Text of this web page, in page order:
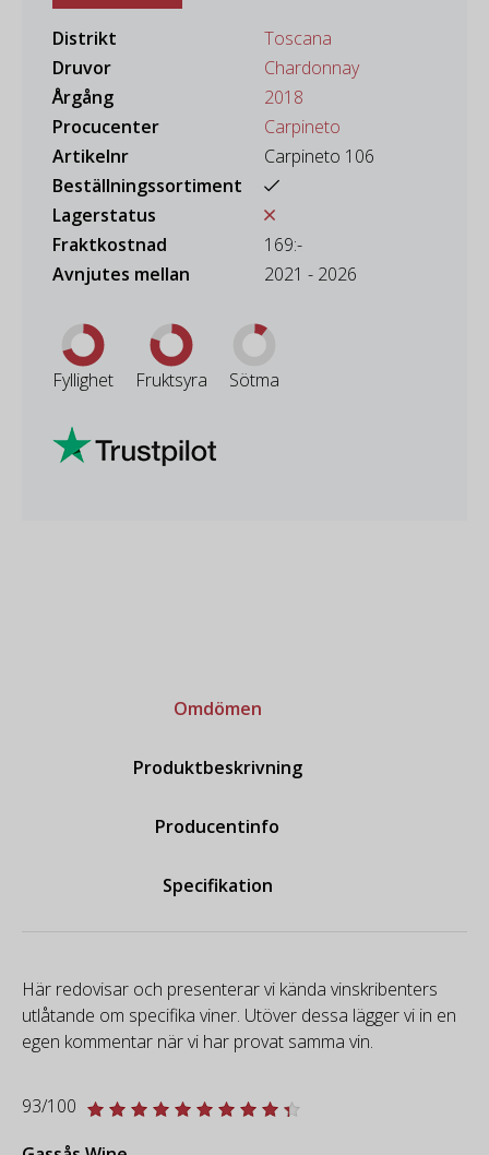
Distrikt
Toscana
Druvor
Chardonnay
Årgång
2018
Procucenter
Carpineto
Artikelnr
Carpineto 106
Beställningssortiment
Lagerstatus
Fraktkostnad
169:-
Avnjutes mellan
2021 - 2026
Fyllighet Fruktsyra Sötma
Omdömen
Produktbeskrivning
Producentinfo
Specifikation
Här redovisar och presenterar vi kända vinskribenters
utlåtande om specifika viner. Utöver dessa lägger vi in en
egen kommentar när vi har provat samma vin.
93/100